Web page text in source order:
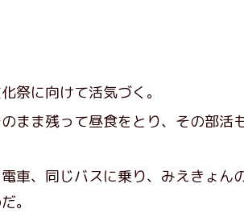
祭に向けて活気づく。
まま残って昼食をとり、その部活
車、同じバスに乗り、みえきょん
。